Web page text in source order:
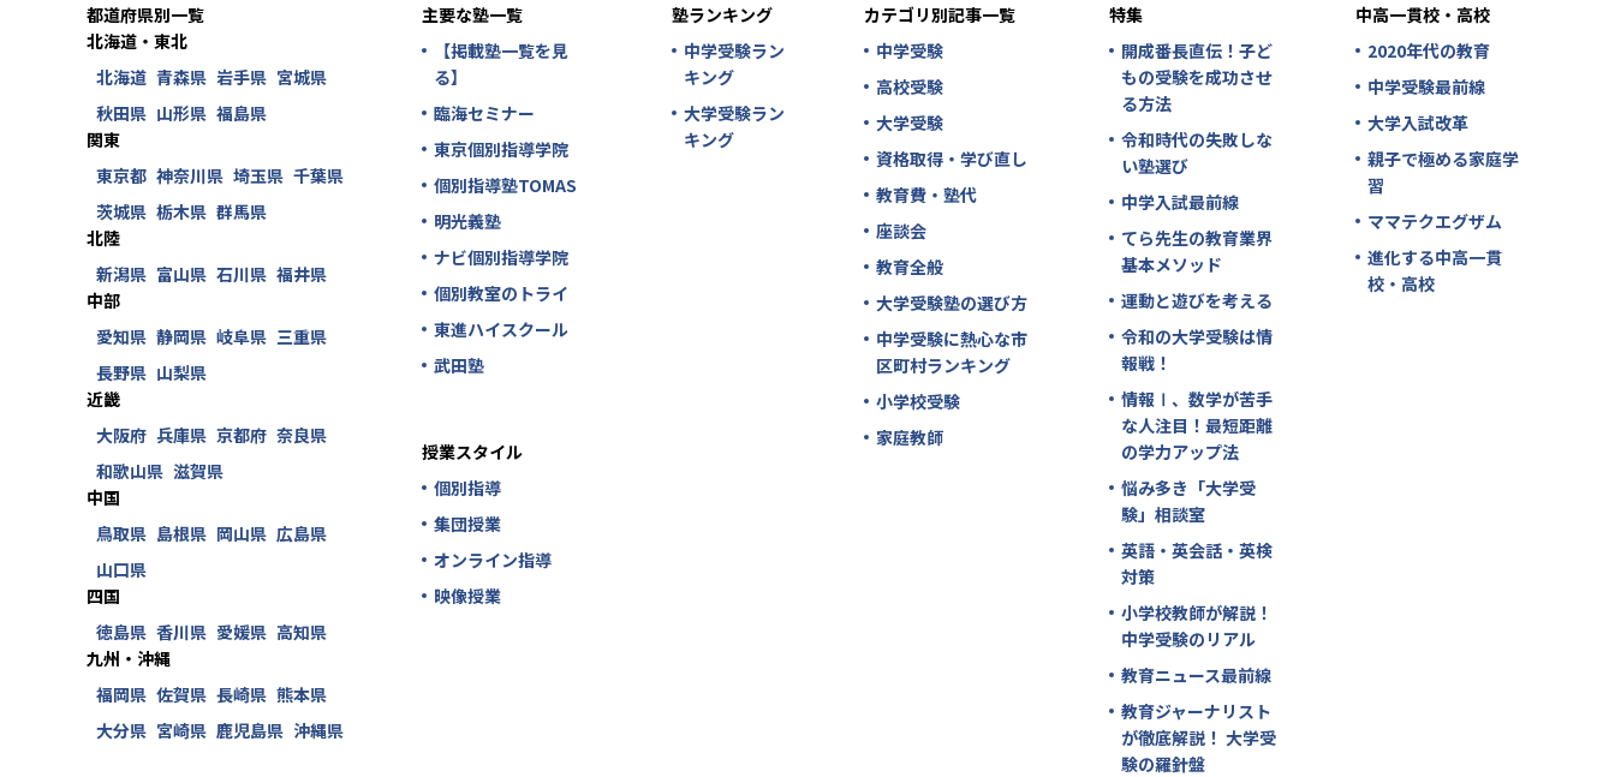
都道府県別一覧
北海道・東北
北海道 青森県 岩手県 宮城県
秋田県 山形県 福島県
関東
東京都 神奈川県 埼玉県 千葉県
茨城県 栃木県 群馬県
北陸
新潟県 富山県 石川県 福井県
中部
愛知県 静岡県 岐阜県 三重県
長野県 山梨県
近畿
大阪府 兵庫県 京都府 奈良県
和歌山県 滋賀県
中国
鳥取県 島根県 岡山県 広島県
山口県
四国
徳島県 香川県 愛媛県 高知県
九州・沖縄
福岡県 佐賀県 長崎県 熊本県
大分県 宮崎県 鹿児島県 沖縄県
主要な塾一覧
【掲載塾一覧を見
る】
臨海セミナー
東京個別指導学院
個別指導塾TOMAS
明光義塾
ナビ個別指導学院
個別教室のトライ
東進ハイスクール
武田塾
授業スタイル
個別指導
集団授業
オンライン指導
映像授業
塾ランキング
中学受験ラン
キング
大学受験ラン
キング
カテゴリ別記事一覧
中学受験
高校受験
大学受験
資格取得・学び直し
教育費・塾代
座談会
教育全般
大学受験塾の選び方
中学受験に熱心な市
区町村ランキング
小学校受験
家庭教師
特集
開成番長直伝！子ど
もの受験を成功させ
る方法
令和時代の失敗しな
い塾選び
中学入試最前線
てら先生の教育業界
基本メソッド
運動と遊びを考える
令和の大学受験は情
報戦！
情報Ⅰ、数学が苦手
な人注目！最短距離
の学力アップ法
悩み多き「大学受
験」相談室
英語・英会話・英検
対策
小学校教師が解説！
中学受験のリアル
教育ニュース最前線
教育ジャーナリスト
が徹底解説！ 大学受
験の羅針盤
中高一貫校・高校
2020年代の教育
中学受験最前線
大学入試改革
親子で極める家庭学
習
ママテクエグザム
進化する中高一貫
校・高校